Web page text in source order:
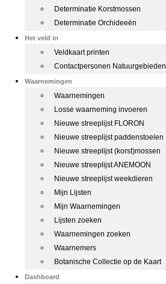
Determinatie Korstmossen
Determinatie Orchideeën
Het veld in
Veldkaart printen
Contactpersonen Natuurgebieden
Waarnemingen
Waarnemingen
Losse waarneming invoeren
Nieuwe streeplijst FLORON
Nieuwe streeplijst paddenstoelen
Nieuwe streeplijst (korst)mossen
Nieuwe streeplijst ANEMOON
Nieuwe streeplijst weekdieren
Mijn Lijsten
Mijn Waarnemingen
Lijsten zoeken
Waarnemingen zoeken
Waarnemers
Botanische Collectie op de Kaart
Dashboard